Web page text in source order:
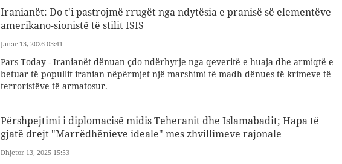
Iranianët: Do t'i pastrojmë rrugët nga ndytësia e pranisë së elementëve
amerikano-sionistë të stilit ISIS
Janar 13, 2026 03:41
Pars Today - Iranianët dënuan çdo ndërhyrje nga qeveritë e huaja dhe armiqtë e
betuar të popullit iranian nëpërmjet një marshimi të madh dënues të krimeve të
terroristëve të armatosur.
Përshpejtimi i diplomacisë midis Teheranit dhe Islamabadit; Hapa të
gjatë drejt "Marrëdhënieve ideale" mes zhvillimeve rajonale
Dhjetor 13, 2025 15:53